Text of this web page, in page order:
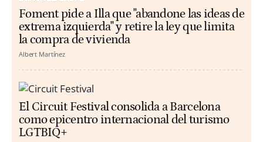
Foment pide a Illa que "abandone las ideas de
extrema izquierda" y retire la ley que limita
la compra de vivienda
Albert Martínez
El Circuit Festival consolida a Barcelona
como epicentro internacional del turismo
LGTBIQ+